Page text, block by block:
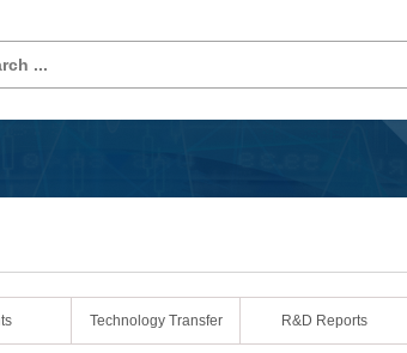
Technology Transfer R&D Reports